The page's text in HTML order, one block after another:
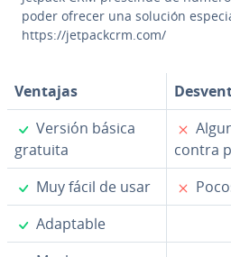
poder ofrecer una solución
https://je­t­pa­c­k­crm.com/
Ventajas
✓
Versión básica
gratuita
✗
contra
✓
Muy fácil de usar ✗
✓
Adaptable